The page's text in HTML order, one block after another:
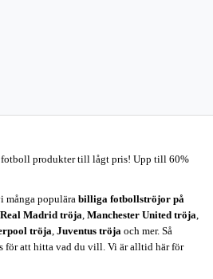
fotboll produkter till lågt pris! Upp till 60%
många populära billiga fotbollströjor på
Real Madrid tröja, Manchester United tröja,
tröja, Juventus tröja och mer. Så
för att hitta vad du vill. Vi är alltid här för